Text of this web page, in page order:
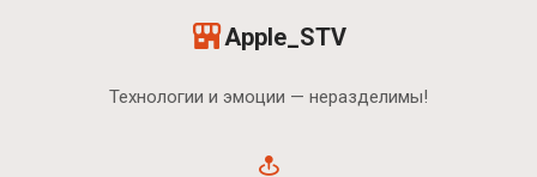
Apple_STV
Технологии и эмоции — неразделимы!